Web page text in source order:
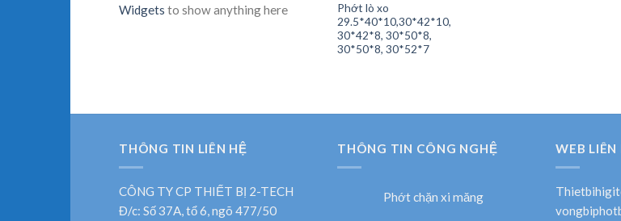
Widgets to show anything here
Phớt lò xo
29.5*40*10,30*42*10,
30*42*8, 30*50*8,
30*50*8, 30*52*7
THÔNG TIN LIÊN HỆ
CÔNG TY CP THIẾT BỊ 2-TECH
Đ/c: Số 37A, tổ 6, ngõ 477/50
THÔNG TIN CÔNG NGHỆ
Phớt chặn xi măng
WEB LIÊN